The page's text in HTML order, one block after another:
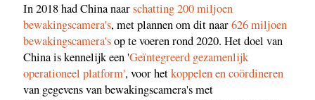
In 2018 had China naarschatting 200 miljoen
bewakingscamera's, met plannen om dit naar626 miljoen
bewakingscamera'sop te voeren rond 2020. Het doel van
China is kennelijk een 'Geïntegreerd gezamenlijk
operationeel platform', voor hetkoppelen en coördineren
van gegevens van bewakingscamera's met